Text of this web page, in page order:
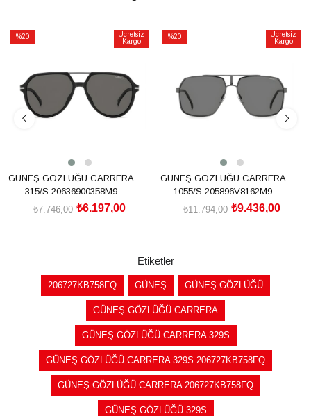
%20
Ücretsiz
Kargo
GÜNEŞ GÖZLÜĞÜ CARRERA
315/S 20636900358M9
₺6.197,00
₺7.746,00
%20
Ücretsiz
Kargo
GÜNEŞ GÖZLÜĞÜ CARRERA
1055/S 205896V8162M9
₺9.436,00
₺11.794,00
Etiketler
206727KB758FQ GÜNEŞ GÜNEŞ GÖZLÜĞÜ
GÜNEŞ GÖZLÜĞÜ CARRERA
GÜNEŞ GÖZLÜĞÜ CARRERA 329S
GÜNEŞ GÖZLÜĞÜ CARRERA 329S 206727KB758FQ
GÜNEŞ GÖZLÜĞÜ CARRERA 206727KB758FQ
GÜNEŞ GÖZLÜĞÜ 329S